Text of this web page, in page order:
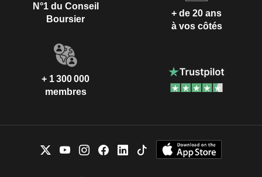
N°1 du Conseil
Boursier
+ de 20 ans
à vos côtés
+ 1 300 000
membres